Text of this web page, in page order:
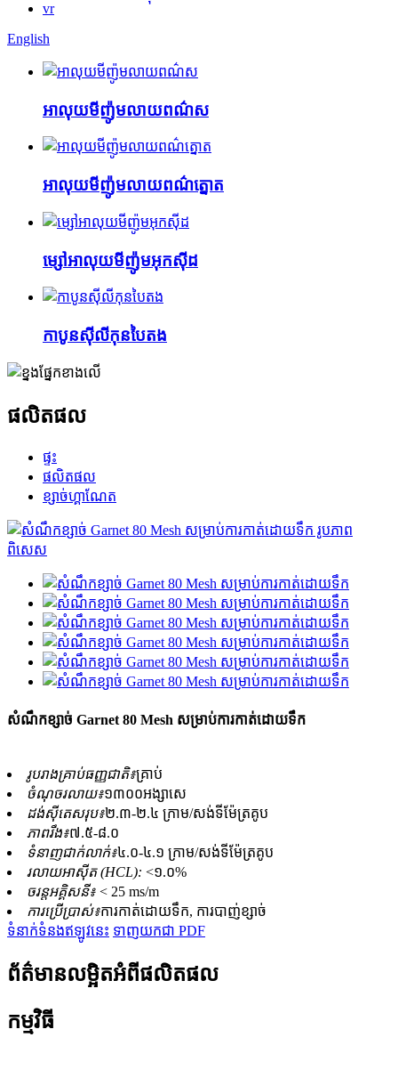
vr
English
អាលុយមីញ៉ូមលាយពណ៌ស
អាលុយមីញ៉ូមលាយពណ៌ត្នោត
ម្សៅអាលុយមីញ៉ូមអុកស៊ីដ
កាបូនស៊ីលីកុនបៃតង
ផលិតផល
ផ្ទះ
ផលិតផល
ខ្សាច់​ហ្គាណែត
សំណឹកខ្សាច់ Garnet 80 Mesh សម្រាប់ការកាត់ដោយទឹក
រូបរាងគ្រាប់ធញ្ញជាតិ៖គ្រាប់
ចំណុចរលាយ៖១៣០០អង្សាសេ
ដង់ស៊ីតេ​សរុប៖២.៣-២.៤ ក្រាម/សង់ទីម៉ែត្រគូប
ភាពរឹង៖៧.៥-៨.០
ទំនាញជាក់លាក់៖៤.០-៤.១ ក្រាម/សង់ទីម៉ែត្រគូប
រលាយអាស៊ីត (HCL): <១.០%
ចរន្តអគ្គិសនី៖ < 25 ms/m
ការប្រើប្រាស់៖ការកាត់ដោយទឹក, ការបាញ់ខ្សាច់
ទំនាក់ទំនងឥឡូវនេះ ទាញយកជា PDF
ព័ត៌មានលម្អិតអំពីផលិតផល
កម្មវិធី